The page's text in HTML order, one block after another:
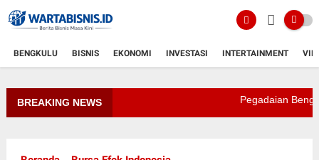
BENGKULU BISNIS EKONOMI INVESTASI INTERTAINMENT
BREAKING NEWS Pegadaian Bengkulu